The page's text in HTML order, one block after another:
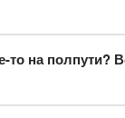
то на полпути?